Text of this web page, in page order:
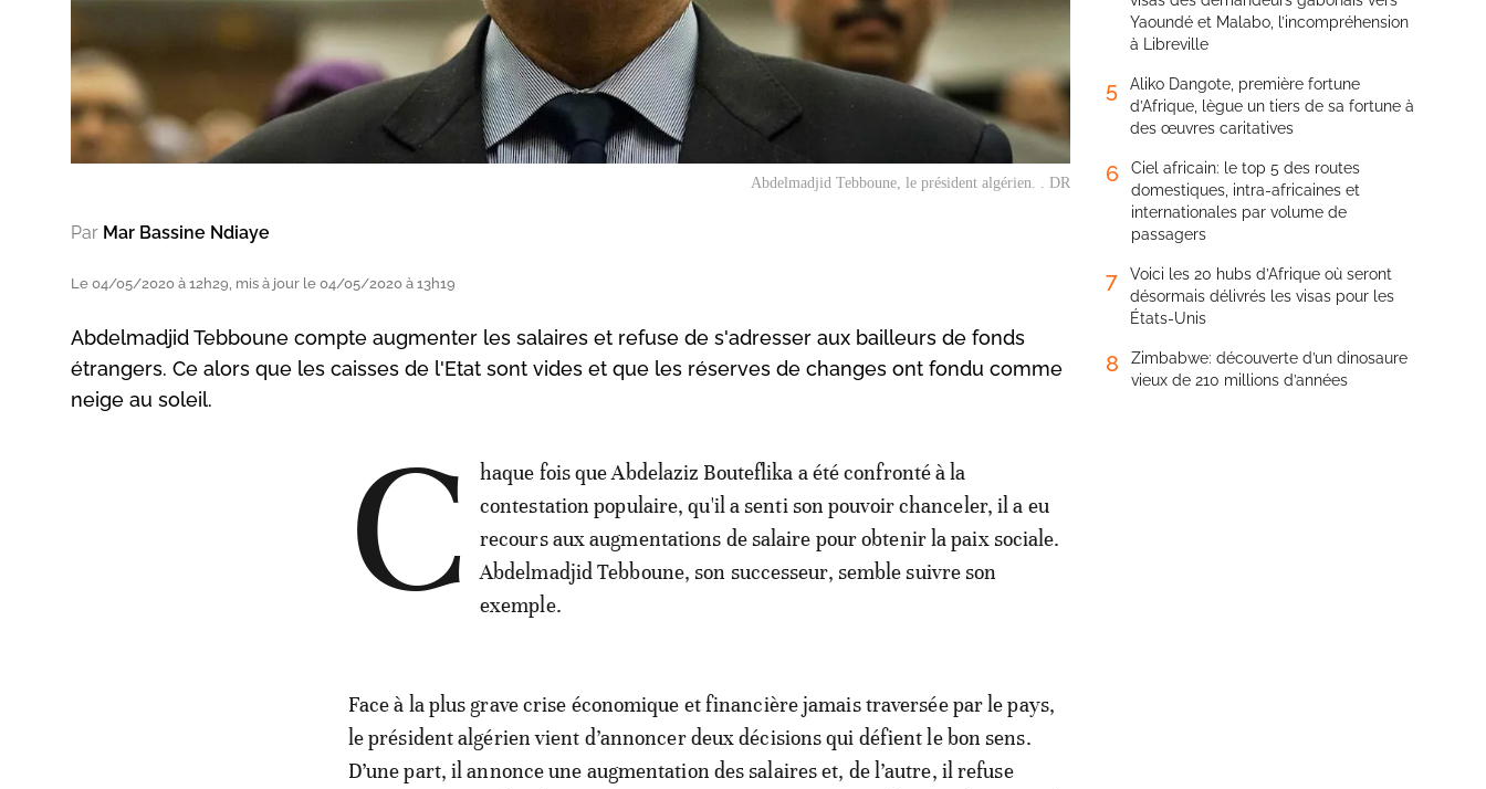
Abdelmadjid Tebboune, le président algérien. . DR
Par Mar Bassine Ndiaye
Le 04/05/2020 à 12h29, mis à jour le 04/05/2020 à 13h19
Abdelmadjid Tebboune compte augmenter les salaires et refuse de s'adresser aux bailleurs de fonds
étrangers. Ce alors que les caisses de l'Etat sont vides et que les réserves de changes ont fondu comme
neige au soleil.
C
haque fois que Abdelaziz Bouteflika a été confronté à la
contestation populaire, qu'il a senti son pouvoir chanceler, il a eu
recours aux augmentations de salaire pour obtenir la paix sociale.
Abdelmadjid Tebboune, son successeur, semble suivre son
exemple.
Face à la plus grave crise économique et financière jamais traversée par le pays,
le président algérien vient d’annoncer deux décisions qui défient le bon sens.
D’une part, il annonce une augmentation des salaires et, de l’autre, il refuse
Yaoundé et Malabo, l’incompréhension
à Libreville
5
Aliko Dangote, première fortune
d’Afrique, lègue un tiers de sa fortune à
des œuvres caritatives
6
Ciel africain: le top 5 des routes
domestiques, intra-africaines et
internationales par volume de
passagers
7
Voici les 20 hubs d’Afrique où seront
désormais délivrés les visas pour les
États-Unis
8
Zimbabwe: découverte d’un dinosaure
vieux de 210 millions d’années